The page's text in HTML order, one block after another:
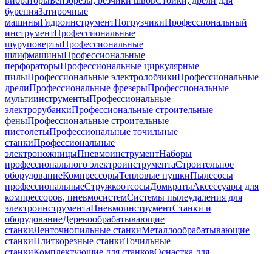
буренияЗатирочные
машиныГидроинструментПогрузчикиПрофессиональный
инструментПрофессиональные
шуруповертыПрофессиональные
шлифмашиныПрофессиональные
перфораторыПрофессиональные циркулярные
пилыПрофессиональные электролобзикиПрофессиональные
дрелиПрофессиональные фрезерыПрофессиональные
мультиинструментыПрофессиональные
электрорубанкиПрофессиональные строительные
феныПрофессиональные строительные
пистолетыПрофессиональные точильные
станкиПрофессиональные
электроножницыПневмоинструментНаборы
профессионального электроинструментаСтроительное
оборудованиеКомпрессорыТепловые пушкиПылесосы
профессиональныеСтружкоотсосыДомкратыАксессуары для
компрессоров, пневмосистемСистемы пылеудаления для
электроинструментаПневмоинструментСтанки и
оборудованиеДеревообрабатывающие
станкиЛенточнопильные станкиМеталлообрабатывающие
станкиПлиткорезные станкиТочильные
станкиКомплектующие для станковОснастка для